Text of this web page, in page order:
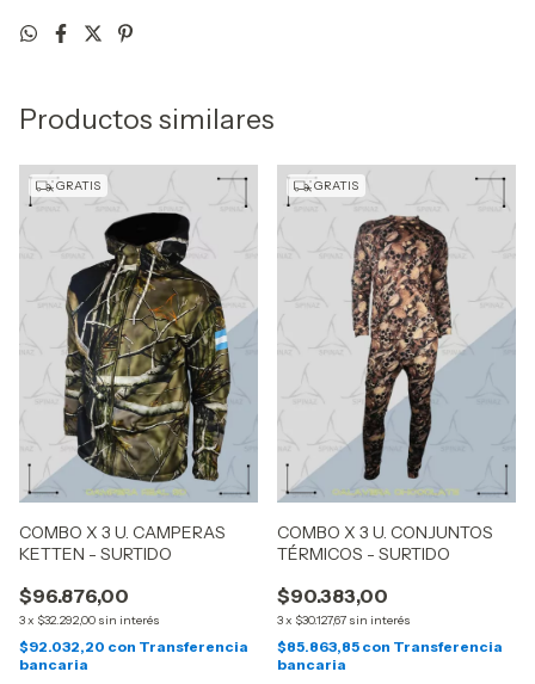
Productos similares
GRATIS
COMBO X 3 U. CAMPERAS
KETTEN - SURTIDO
$96.876,00
3x $32.292,00 sin interés
$92.032,20 con Transferencia
bancaria
GRATIS
COMBO X 3 U. CONJUNTOS
TÉRMICOS - SURTIDO
$90.383,00
3x $30.127,67 sin interés
$85.863,85 con Transferencia
bancaria